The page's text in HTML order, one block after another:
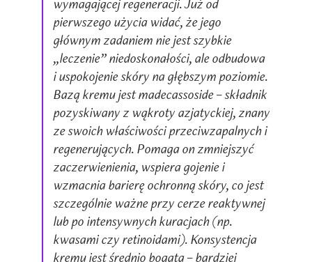
pierwszego użycia widać, że jego
głównym zadaniem nie jest szybkie
„leczenie” niedoskonałości, ale odbudowa
i uspokojenie skóry na głębszym poziomie.
Bazą kremu jest madecassoside – składnik
pozyskiwany z wąkroty azjatyckiej, znany
ze swoich właściwości przeciwzapalnych i
regenerujących. Pomaga on zmniejszyć
zaczerwienienia, wspiera gojenie i
wzmacnia barierę ochronną skóry, co jest
szczególnie ważne przy cerze reaktywnej
lub po intensywnych kuracjach (np.
kwasami czy retinoidami). Konsystencja
kremu jest średnio bogata – bardziej